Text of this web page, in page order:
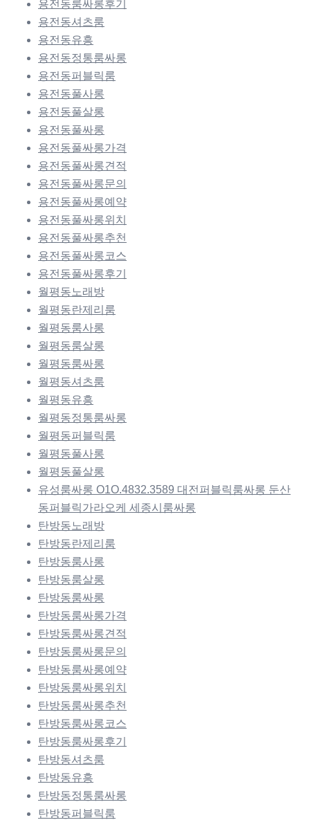
용전동룸싸롱후기
용전동셔츠룸
용전동유흥
용전동정통룸싸롱
용전동퍼블릭룸
용전동풀사롱
용전동풀살롱
용전동풀싸롱
용전동풀싸롱가격
용전동풀싸롱견적
용전동풀싸롱문의
용전동풀싸롱예약
용전동풀싸롱위치
용전동풀싸롱추천
용전동풀싸롱코스
용전동풀싸롱후기
월평동노래방
월평동란제리룸
월평동룸사롱
월평동룸살롱
월평동룸싸롱
월평동셔츠룸
월평동유흥
월평동정통룸싸롱
월평동퍼블릭룸
월평동풀사롱
월평동풀살롱
유성룸싸롱 O1O.4832.3589 대전퍼블릭룸싸롱 둔산
동퍼블릭가라오케 세종시룸싸롱
탄방동노래방
탄방동란제리룸
탄방동룸사롱
탄방동룸살롱
탄방동룸싸롱
탄방동룸싸롱가격
탄방동룸싸롱견적
탄방동룸싸롱문의
탄방동룸싸롱예약
탄방동룸싸롱위치
탄방동룸싸롱추천
탄방동룸싸롱코스
탄방동룸싸롱후기
탄방동셔츠룸
탄방동유흥
탄방동정통룸싸롱
탄방동퍼블릭룸